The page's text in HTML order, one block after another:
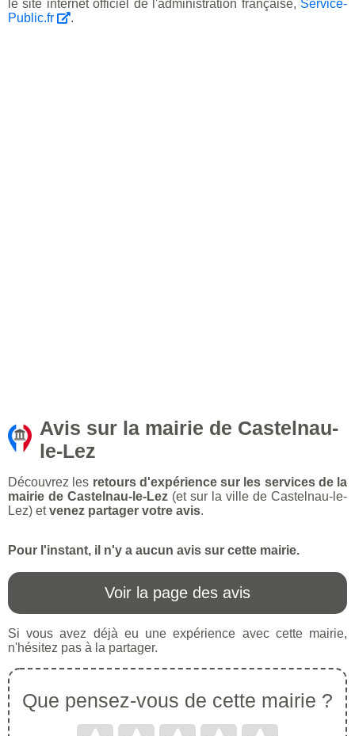
le site internet officiel de l'administration française, Service-
Public.fr
.
Avis sur la mairie de Castelnau-
le-Lez
Découvrez les retours d'expérience sur les services de la
mairie de Castelnau-le-Lez (et sur la ville de Castelnau-le-
Lez) etvenez partager votre avis.
Pour l'instant, il n'y a aucun avis sur cette mairie.
Voir la page des avis
Si vous avez déjà eu une expérience avec cette mairie,
n'hésitez pas à la partager.
Que pensez-vous de cette mairie ?